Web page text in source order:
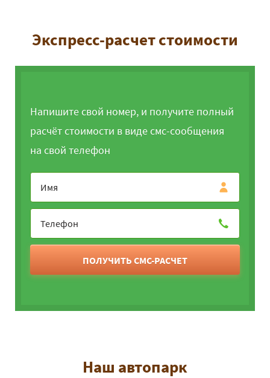
Экспресс-расчет стоимости
Напишите свой номер, и получите полный
расчёт стоимости в виде смс-сообщения
на свой телефон
ПОЛУЧИТЬ СМС-РАСЧЕТ
Наш автопарк